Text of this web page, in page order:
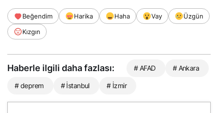
Beğendim Harika Haha Vay
Üzgün
Kızgın
Haberle ilgili daha fazlası: # AFAD # Ankara
# deprem # İstanbul # İzmir